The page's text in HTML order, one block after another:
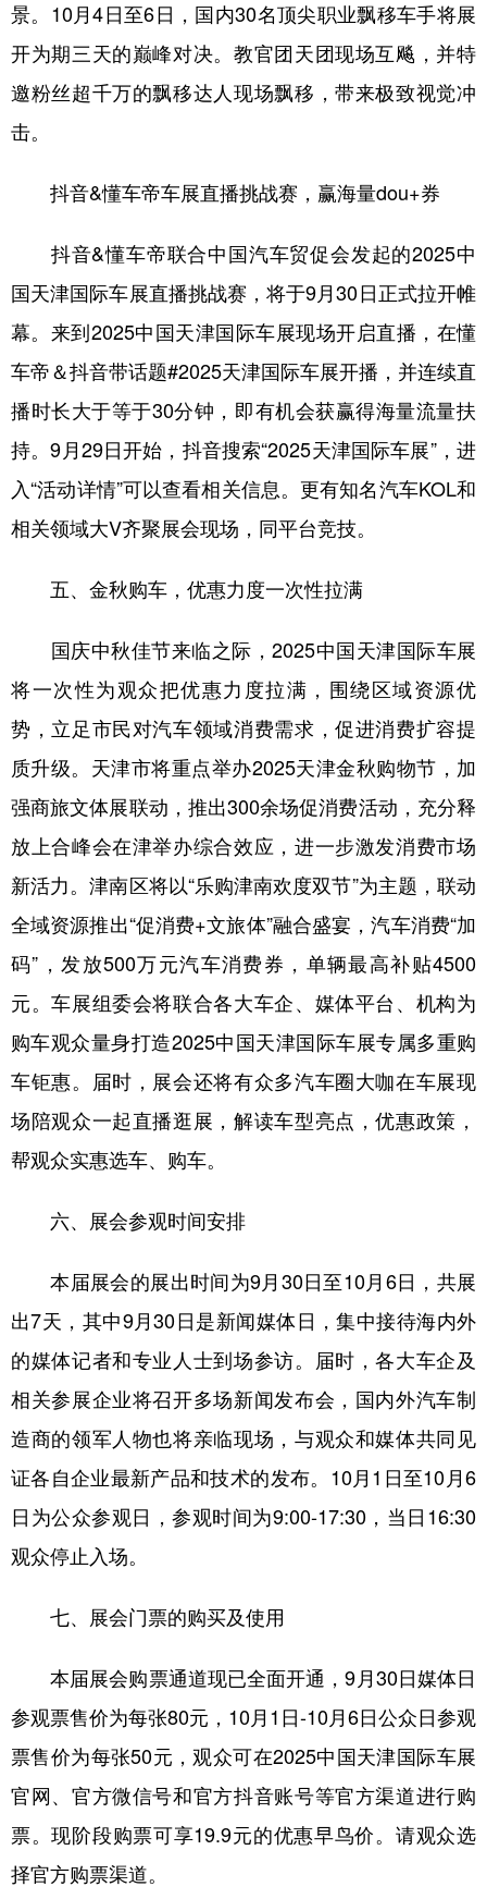
景。10月4日至6日，国内30名顶尖职业飘移车手将展
开为期三天的巅峰对决。教官团天团现场互飚，并特
邀粉丝超千万的飘移达人现场飘移，带来极致视觉冲
击。
抖音&懂车帝车展直播挑战赛，赢海量dou+券
抖音&懂车帝联合中国汽车贸促会发起的2025中
国天津国际车展直播挑战赛，将于9月30日正式拉开帷
幕。来到2025中国天津国际车展现场开启直播，在懂
车帝＆抖音带话题#2025天津国际车展开播，并连续直
播时长大于等于30分钟，即有机会获赢得海量流量扶
持。9月29日开始，抖音搜索“2025天津国际车展”，进
入“活动详情”可以查看相关信息。更有知名汽车KOL和
相关领域大V齐聚展会现场，同平台竞技。
五、金秋购车，优惠力度一次性拉满
国庆中秋佳节来临之际，2025中国天津国际车展
将一次性为观众把优惠力度拉满，围绕区域资源优
势，立足市民对汽车领域消费需求，促进消费扩容提
质升级。天津市将重点举办2025天津金秋购物节，加
强商旅文体展联动，推出300余场促消费活动，充分释
放上合峰会在津举办综合效应，进一步激发消费市场
新活力。津南区将以“乐购津南欢度双节”为主题，联动
全域资源推出“促消费+文旅体”融合盛宴，汽车消费“加
码”，发放500万元汽车消费券，单辆最高补贴4500
元。车展组委会将联合各大车企、媒体平台、机构为
购车观众量身打造2025中国天津国际车展专属多重购
车钜惠。届时，展会还将有众多汽车圈大咖在车展现
场陪观众一起直播逛展，解读车型亮点，优惠政策，
帮观众实惠选车、购车。
六、展会参观时间安排
本届展会的展出时间为9月30日至10月6日，共展
出7天，其中9月30日是新闻媒体日，集中接待海内外
的媒体记者和专业人士到场参访。届时，各大车企及
相关参展企业将召开多场新闻发布会，国内外汽车制
造商的领军人物也将亲临现场，与观众和媒体共同见
证各自企业最新产品和技术的发布。10月1日至10月6
日为公众参观日，参观时间为9:00-17:30，当日16:30
观众停止入场。
七、展会门票的购买及使用
本届展会购票通道现已全面开通，9月30日媒体日
参观票售价为每张80元，10月1日-10月6日公众日参观
票售价为每张50元，观众可在2025中国天津国际车展
官网、官方微信号和官方抖音账号等官方渠道进行购
票。现阶段购票可享19.9元的优惠早鸟价。请观众选
择官方购票渠道。